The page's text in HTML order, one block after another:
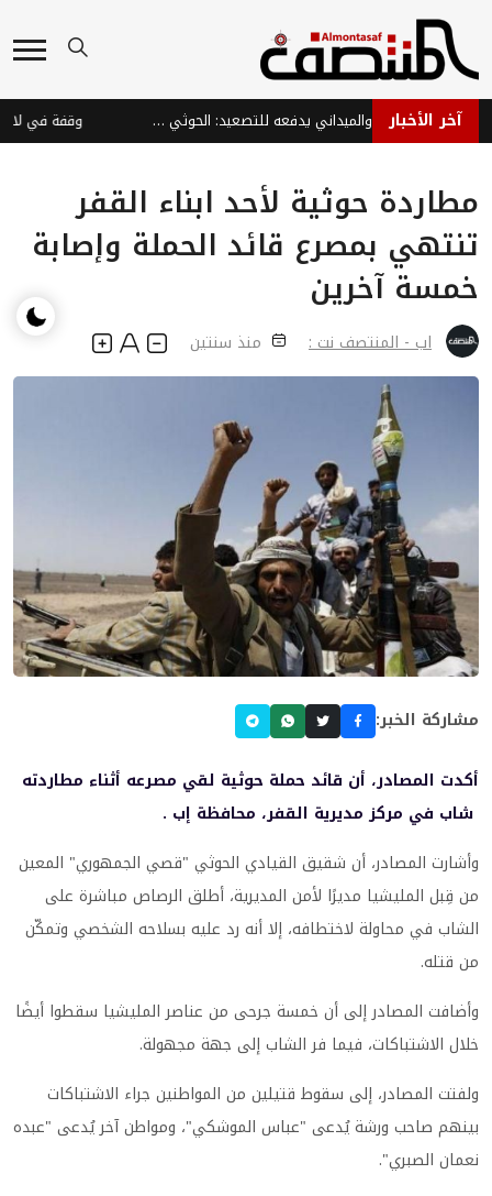
آخر الأخبار الضغط اللوجستي والميداني يدفعه للتصعيد: الحوثي يوسع استهداف الأعيان المدنية في المخا وسط خناق إقليمي على شبكات التهريب
مطاردة حوثية لأحد ابناء القفر
تنتهي بمصرع قائد الحملة وإصابة
خمسة آخرين
اب - المنتصف نت : منذ سنتين
مشاركة الخبر:
أكدت المصادر، أن قائد حملة حوثية لقي مصرعه أثناء مطاردته
شاب في مركز مديرية القفر، محافظة إب .
وأشارت المصادر، أن شقيق القيادي الحوثي "قصي الجمهوري" المعين
من قِبل المليشيا مديرًا لأمن المديرية، أطلق الرصاص مباشرة على
الشاب في محاولة لاختطافه، إلا أنه رد عليه بسلاحه الشخصي وتمكّن
من قتله.
وأضافت المصادر إلى أن خمسة جرحى من عناصر المليشيا سقطوا أيضًا
خلال الاشتباكات، فيما فر الشاب إلى جهة مجهولة.
ولفتت المصادر، إلى سقوط قتيلين من المواطنين جراء الاشتباكات
بينهم صاحب ورشة يُدعى "عباس الموشكي"، ومواطن آخر يُدعى "عبده
نعمان الصبري".